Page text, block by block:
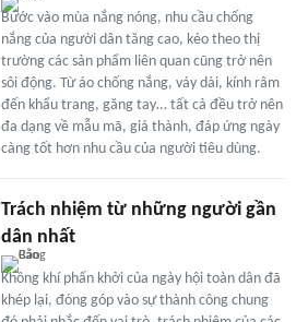
Bước vào mùa nắng nóng, nhu cầu chống
nắng của người dân tăng cao, kéo theo thị
trường các sản phẩm liên quan cũng trở nên
sôi động. Từ áo chống nắng, váy dài, kính râm
đến khẩu trang, găng tay… tất cả đều trở nên
đa dạng về mẫu mã, giá thành, đáp ứng ngày
càng tốt hơn nhu cầu của người tiêu dùng.
Trách nhiệm từ những người gần
dân nhất
Không khí phấn khởi của ngày hội toàn dân đã
khép lại, đóng góp vào sự thành công chung